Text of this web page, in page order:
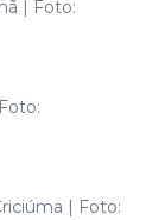
| Foto:
| Foto: